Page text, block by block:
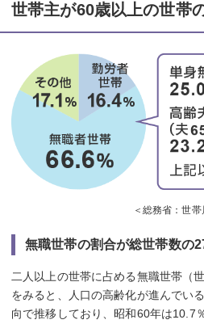
世帯主が60歳以上の世帯
＜総務省：世
無職世帯の割合が総世帯数の
二人以上の世帯に占める無職世帯（
をみると、人口の高齢化が進んでい
向で推移しており、昭和60年は10.7